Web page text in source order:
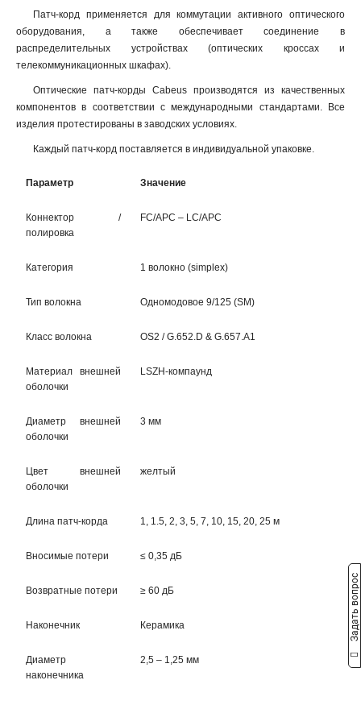
Патч-корд применяется для коммутации активного оптического
оборудования, а также обеспечивает соединение в
распределительных устройствах (оптических кроссах и
телекоммуникационных шкафах).
Оптические патч-корды Cabeus производятся из качественных
компонентов в соответствии с международными стандартами. Все
изделия протестированы в заводских условиях.
Каждый патч-корд поставляется в индивидуальной упаковке.
Параметр Значение
Коннектор /
полировка
FC/APC – LC/APC
Категория 1 волокно (simplex)
Тип волокна Одномодовое 9/125 (SM)
Класс волокна OS2 / G.652.D & G.657.A1
Материал внешней
оболочки
LSZH-компаунд
Диаметр внешней
оболочки
3 мм
Цвет внешней
оболочки
желтый
Длина патч-корда 1, 1.5, 2, 3, 5, 7, 10, 15, 20, 25 м
Вносимые потери ≤ 0,35 дБ
Возвратные потери ≥ 60 дБ
Наконечник Керамика
Диаметр
наконечника
2,5 – 1,25 мм
Задать вопрос